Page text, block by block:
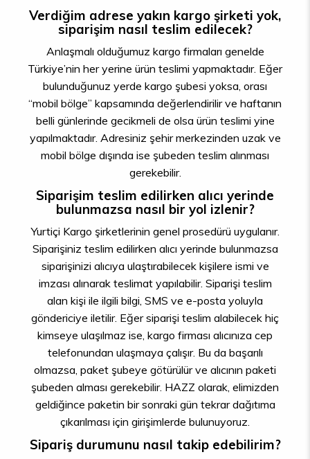
Verdiğim adrese yakın kargo şirketi yok,
siparişim nasıl teslim edilecek?
Anlaşmalı olduğumuz kargo firmaları genelde
Türkiye’nin her yerine ürün teslimi yapmaktadır. Eğer
bulunduğunuz yerde kargo şubesi yoksa, orası
“mobil bölge” kapsamında değerlendirilir ve haftanın
belli günlerinde gecikmeli de olsa ürün teslimi yine
yapılmaktadır. Adresiniz şehir merkezinden uzak ve
mobil bölge dışında ise şubeden teslim alınması
gerekebilir.
Siparişim teslim edilirken alıcı yerinde
bulunmazsa nasıl bir yol izlenir?
Yurtiçi Kargo şirketlerinin genel prosedürü uygulanır.
Siparişiniz teslim edilirken alıcı yerinde bulunmazsa
siparişinizi alıcıya ulaştırabilecek kişilere ismi ve
imzası alınarak teslimat yapılabilir. Siparişi teslim
alan kişi ile ilgili bilgi, SMS ve e-posta yoluyla
göndericiye iletilir. Eğer siparişi teslim alabilecek hiç
kimseye ulaşılmaz ise, kargo firması alıcınıza cep
telefonundan ulaşmaya çalışır. Bu da başarılı
olmazsa, paket şubeye götürülür ve alıcının paketi
şubeden alması gerekebilir. HAZZ olarak, elimizden
geldiğince paketin bir sonraki gün tekrar dağıtıma
çıkarılması için girişimlerde bulunuyoruz.
Sipariş durumunu nasıl takip edebilirim?